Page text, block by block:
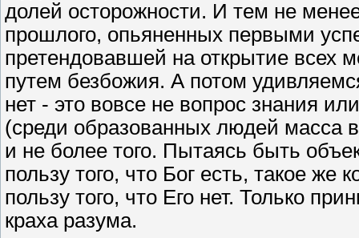
долей осторожности. И тем не
прошлого, опьяненных первыми
претендовавшей на открытие
путем безбожия. А потом
нет - это вовсе не вопрос знания
(среди образованных людей масса
и не более того. Пытаясь быть
пользу того, что Бог есть, такое же
пользу того, что Его нет. Только
краха разума.